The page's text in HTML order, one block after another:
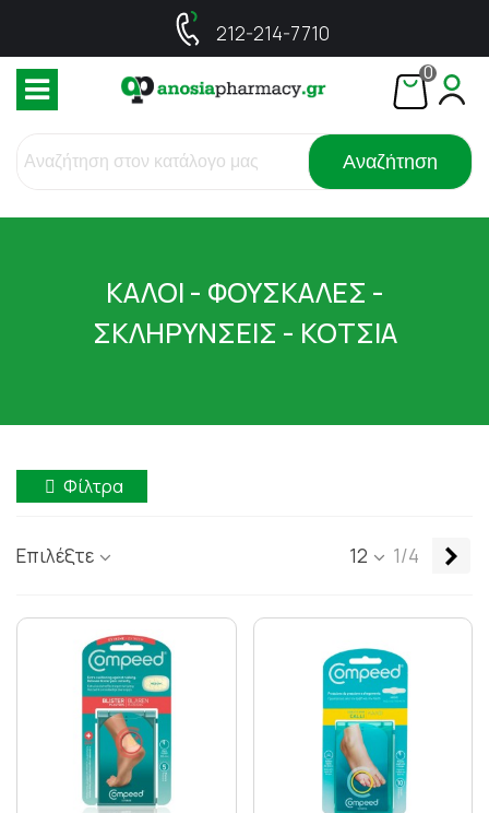
212-214-7710
0
Αναζήτηση
ΚΑΛΟΙ - ΦΟΥΣΚΑΛΕΣ -
ΣΚΛΗΡΥΝΣΕΙΣ - ΚΟΤΣΙΑ
Φίλτρα
Επιλέξτε 12 1/4